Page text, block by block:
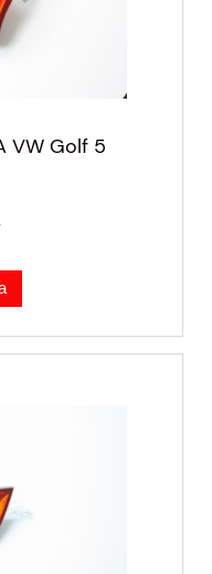
VW Golf 5